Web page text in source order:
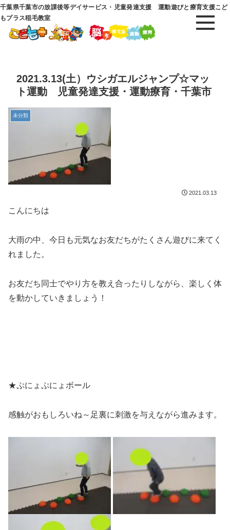
千葉県千葉市の放課後等デイサービス・児童発達支援 運動遊びと療育支援こど
もプラス稲毛教室
2021.3.13(土）ウシガエルジャンプ☆マッ
ト運動 児童発達支援・運動療育・千葉市
未分類
2021.03.13
こんにちは
大雨の中、今日も元気なお友だちがたくさん遊びに来てく
れました。
お友だち同士でやり方を教え合ったりしながら、楽しく体
を動かしていきましょう！
★ぷにょぷにょボール
感触がおもしろいね～足裏に刺激を与えながら進みます。